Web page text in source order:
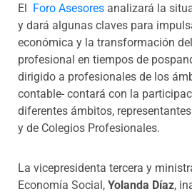
El Foro Asesores analizará la
y dará algunas claves para
económica y la transformación
profesional en tiempos de
dirigido a profesionales de los
contable- contará con la
diferentes ámbitos,
y de Colegios Profesionales.
La vicepresidenta tercera y
Economía Social, Yolanda Díaz,